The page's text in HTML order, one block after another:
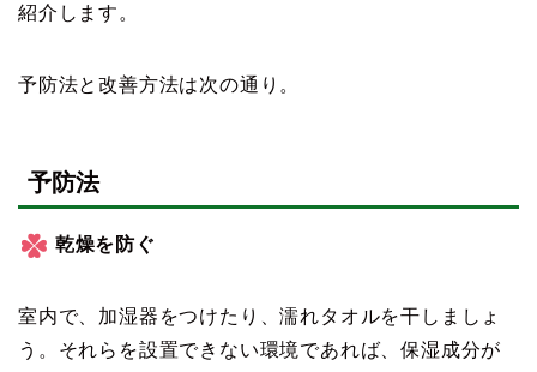
紹介します。
予防法と改善方法は次の通り。
予防法
乾燥を防ぐ
室内で、加湿器をつけたり、濡れタオルを干しましょ
う。それらを設置できない環境であれば、保湿成分が